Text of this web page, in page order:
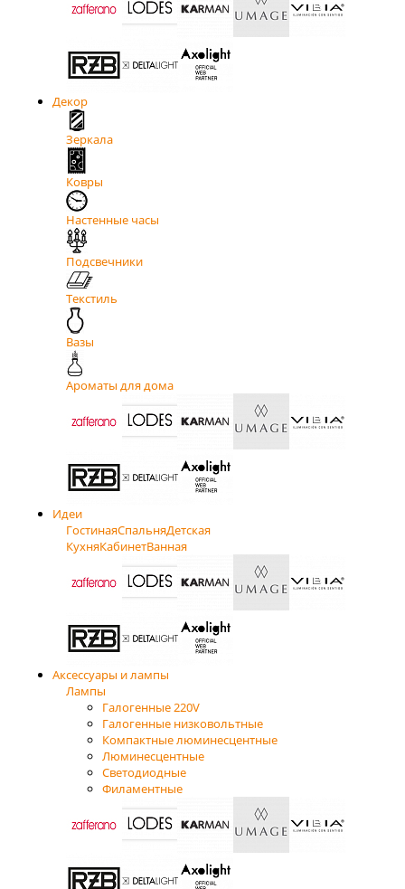
Декор
Зеркала
Ковры
Настенные часы
Подсвечники
Текстиль
Вазы
Ароматы для дома
Идеи
ГостинаяСпальняДетская
КухняКабинетВанная
Аксессуары и лампы
Лампы
Галогенные 220V
Галогенные низковольтные
Компактные люминесцентные
Люминесцентные
Светодиодные
Филаментные